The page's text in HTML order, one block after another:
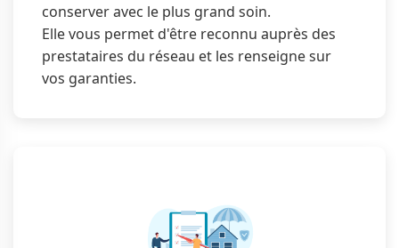
conserver avec le plus grand soin.
Elle vous permet d'être reconnu auprès des
prestataires du réseau et les renseigne sur
vos garanties.